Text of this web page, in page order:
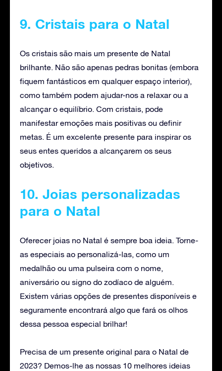
9. Cristais para o Natal
Os cristais são mais um presente de Natal
brilhante. Não são apenas pedras bonitas (embora
fiquem fantásticos em qualquer espaço interior),
como também podem ajudar-nos a relaxar ou a
alcançar o equilíbrio. Com cristais, pode
manifestar emoções mais positivas ou definir
metas. É um excelente presente para inspirar os
seus entes queridos a alcançarem os seus
objetivos.
10. Joias personalizadas
para o Natal
Oferecer joias no Natal é sempre boa ideia. Torne-
as especiais ao personalizá-las, como um
medalhão ou uma pulseira com o nome,
aniversário ou signo do zodíaco de alguém.
Existem várias opções de presentes disponíveis e
seguramente encontrará algo que fará os olhos
dessa pessoa especial brilhar!
Precisa de um presente original para o Natal de
2023? Demos-lhe as nossas 10 melhores ideias